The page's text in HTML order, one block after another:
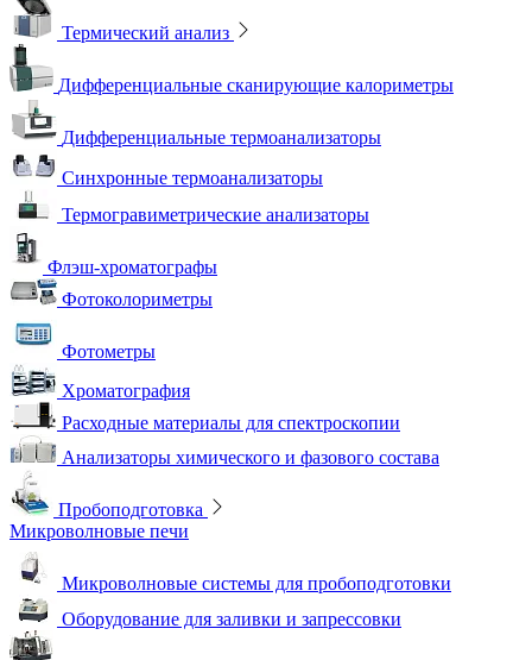
Термический анализ
Дифференциальные сканирующие калориметры
Дифференциальные термоанализаторы
Синхронные термоанализаторы
Термогравиметрические анализаторы
Флэш-хроматографы
Фотоколориметры
Фотометры
Хроматография
Расходные материалы для спектроскопии
Анализаторы химического и фазового состава
Пробоподготовка
Микроволновые печи
Микроволновые системы для пробоподготовки
Оборудование для заливки и запрессовки